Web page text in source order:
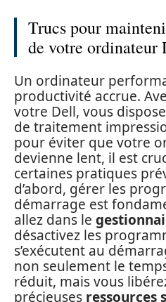
Trucs pour
de votre ordinateur
Un ordinateur
productivité accrue.
votre Dell, vous
de traitement
pour éviter que votre
devienne lent, il est
certaines pratiques
d’abord, gérer les
démarrage est
allez dans le
désactivez les
s’exécutent au
non seulement le
réduit, mais vous
précieuses ressources